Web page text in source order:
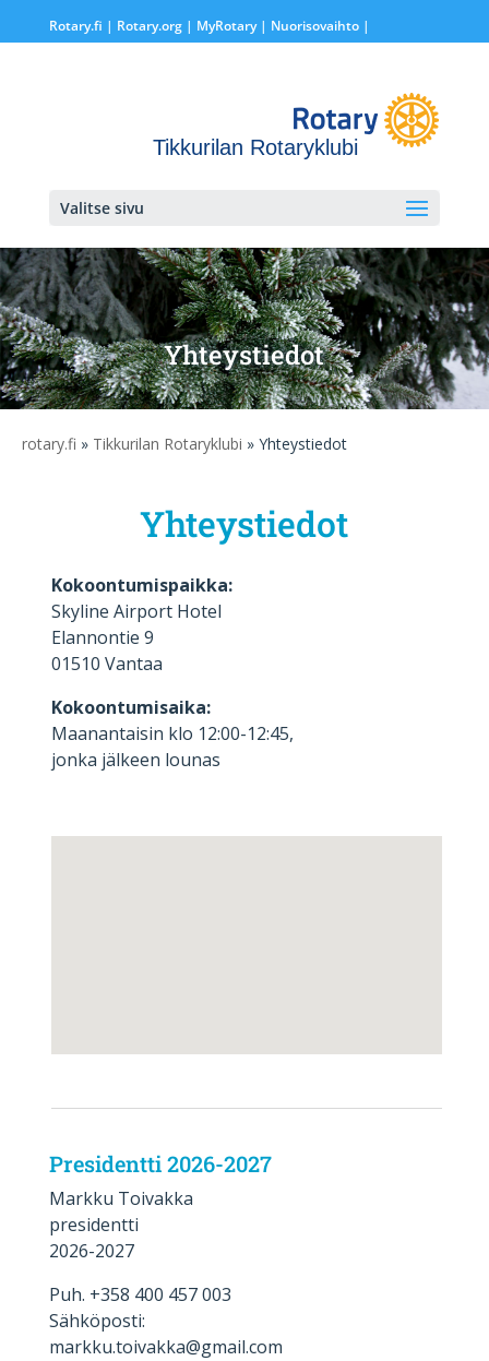
Rotary.fi | Rotary.org| MyRotary | Nuorisovaihto|
Tikkurilan Rotaryklubi
Valitse sivu
Yhteystiedot
rotary.fi » Tikkurilan Rotaryklubi » Yhteystiedot
Yhteystiedot
Kokoontumispaikka:
Skyline Airport Hotel
Elannontie 9
01510 Vantaa
Kokoontumisaika:
Maanantaisin klo 12:00-12:45,
jonka jälkeen lounas
Presidentti 2026-2027
Markku Toivakka
presidentti
2026-2027
Puh. +358 400 457 003
Sähköposti:
markku.toivakka@gmail.com